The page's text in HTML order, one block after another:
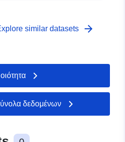
similar datasets arrow_forward
δεδομένων